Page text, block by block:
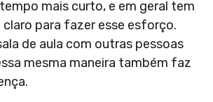
mais curto, e em geral tem
para fazer esse esforço.
de aula com outras pessoas
mesma maneira também faz